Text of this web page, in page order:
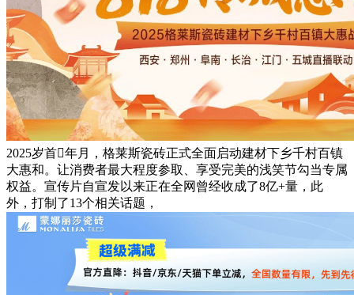
2025岁首年月，格莱斯瓷砖正式全面启动建材下乡千村百镇
大惠和。让消费者最大程度参取、享受完美的浅笑节勾当专属
权益。宣传片自宣发以来正在全网曾经收成了8亿+量，此
外，打制了13个相关话题，